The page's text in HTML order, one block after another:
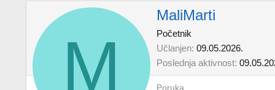
M
MaliMarti
Početnik
Učlanjen 09.05.2026.
Poslednja aktivnost
Poruka